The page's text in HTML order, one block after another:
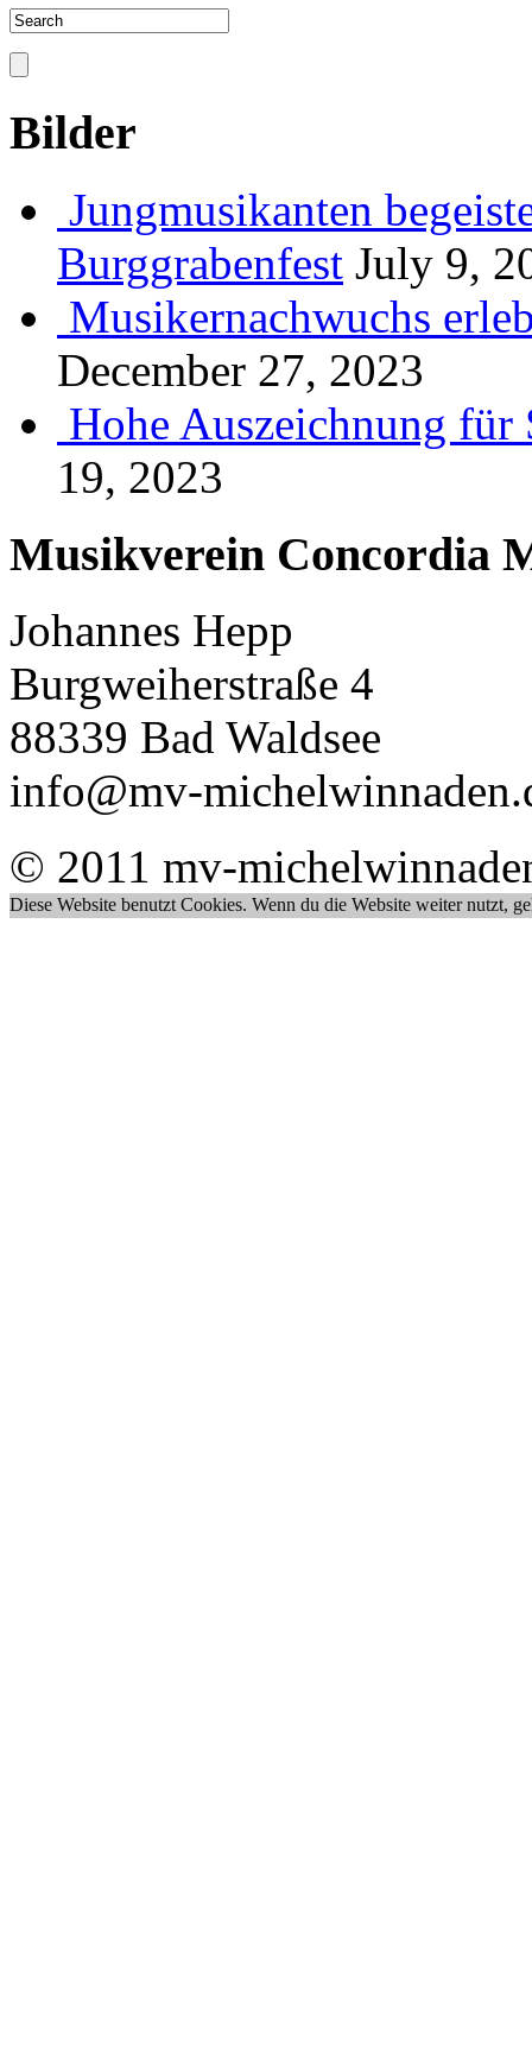
Bilder
Jungmusikanten
Burggrabenfest July 9,
Musikernachwuchs
December 27, 2023
Hohe Auszeichnung für
19, 2023
Musikverein Concordia
Johannes Hepp
Burgweiherstraße 4
88339 Bad Waldsee
info@mv-
© 2011 mv-
Diese Website benutzt Cookies. Wenn du die Website weiter nutzt,